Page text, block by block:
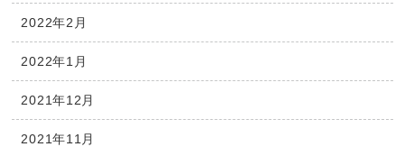
2022年2月
2022年1月
2021年12月
2021年11月